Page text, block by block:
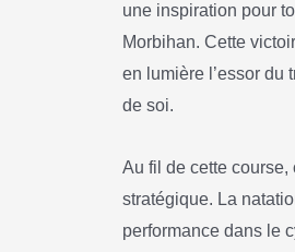
une inspiration pour
Morbihan. Cette
en lumière l’essor du
de soi.
Au fil de cette
stratégique. La
performance dans le